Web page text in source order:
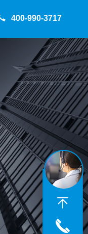
400-990-3717